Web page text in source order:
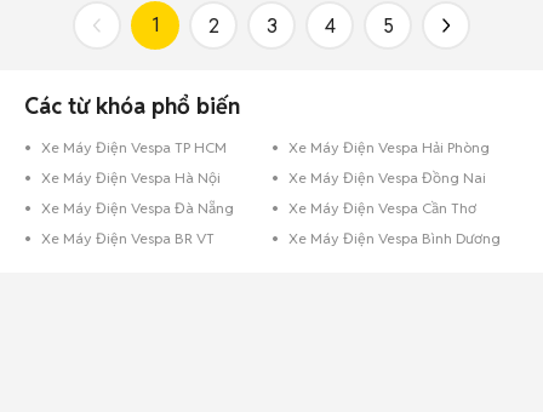
1 2 3 4 5
Các từ khóa phổ biến
Xe Máy Điện Vespa TP HCM
Xe Máy Điện Vespa Hải Phòng
Xe Máy Điện Vespa Hà Nội
Xe Máy Điện Vespa Đồng Nai
Xe Máy Điện Vespa Đà Nẵng
Xe Máy Điện Vespa Cần Thơ
Xe Máy Điện Vespa BR VT
Xe Máy Điện Vespa Bình Dương